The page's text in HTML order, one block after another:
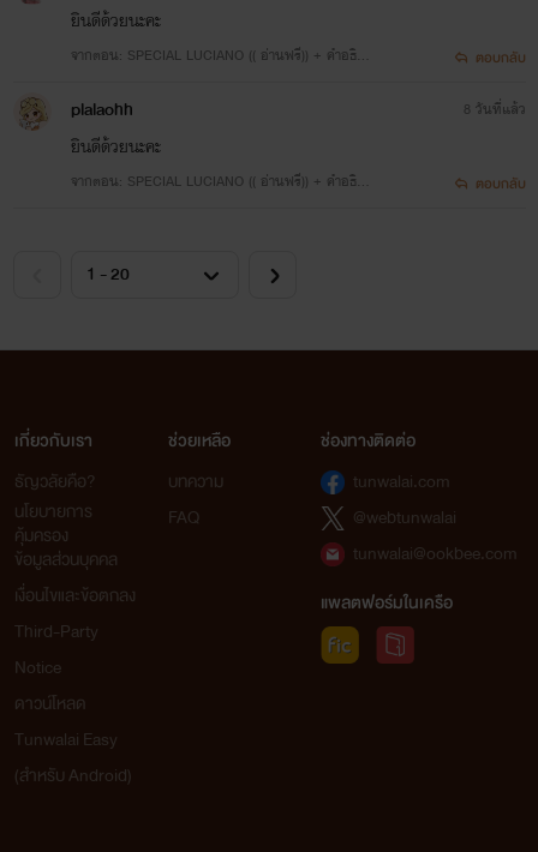
ยินดีด้วยนะคะ
จากตอน: SPECIAL LUCIANO (( อ่านฟรี)) + คำอธิบ
ตอบกลับ
plalaohh
ยินดีด้วยนะคะ
จากตอน: SPECIAL LUCIANO (( อ่านฟรี)) + คำอธิบ
8 วันที่แล้ว
ตอบกลับ
เกี่ยวกับเรา
ธัญวลัยคือ?
นโยบายการ
คุ้มครอง
ข้อมูลส่วนบุคคล
เงื่อนไขและข้อตกลง
Third-Party
Notice
ดาวน์โหลด
Tunwalai Easy
(สำหรับ Android)
ช่วยเหลือ
บทความ
FAQ
ช่องทางติดต่อ
tunwalai.com
@webtunwalai
tunwalai@ookbee.com
แพลตฟอร์มในเครือ